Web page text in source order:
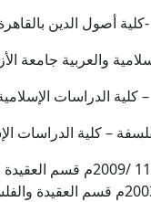
أصول الدين بالقاهرة
والعربية جامعة
الدراسات الإسلامية
– كلية الدراسات